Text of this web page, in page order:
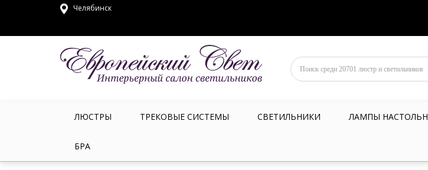
Челябинск
ЛЮСТРЫ ТРЕКОВЫЕ СИСТЕМЫ СВЕТИЛЬНИКИ ЛАМПЫ
БРА